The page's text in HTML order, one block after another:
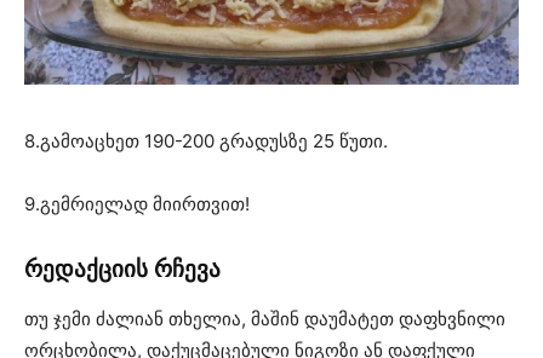
8.გამოაცხეთ 190-200 გრადუსზე 25 წუთი.
9.გემრიელად მიირთვით!
რედაქციის რჩევა
თუ ჯემი ძალიან თხელია, მაშინ დაუმატეთ დაფხვნილი
ორცხობილა, დაქუცმაცებული ნიგოზი ან დაფქული